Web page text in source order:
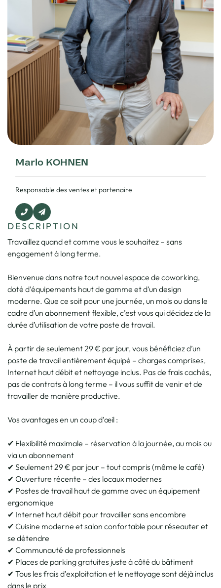
DESCRIPTION
Travaillez quand et comme vous le souhaitez – sans
engagement à long terme.
Bienvenue dans notre tout nouvel espace de coworking,
doté d’équipements haut de gamme et d’un design
moderne. Que ce soit pour une journée, un mois ou dans le
cadre d’un abonnement flexible, c’est vous qui décidez de la
durée d’utilisation de votre poste de travail.
À partir de seulement 29 € par jour, vous bénéficiez d’un
poste de travail entièrement équipé – charges comprises,
Internet haut débit et nettoyage inclus. Pas de frais cachés,
pas de contrats à long terme – il vous suffit de venir et de
travailler de manière productive.
Vos avantages en un coup d’œil :
✔ Flexibilité maximale – réservation à la journée, au mois ou
via un abonnement
✔ Seulement 29 € par jour – tout compris (même le café)
✔ Ouverture récente – des locaux modernes
✔ Postes de travail haut de gamme avec un équipement
ergonomique
✔ Internet haut débit pour travailler sans encombre
✔ Cuisine moderne et salon confortable pour réseauter et
se détendre
✔ Communauté de professionnels
✔ Places de parking gratuites juste à côté du bâtiment
✔ Tous les frais d’exploitation et le nettoyage sont déjà inclus
dans le prix
Marlo KOHNEN
Responsable des ventes et partenaire